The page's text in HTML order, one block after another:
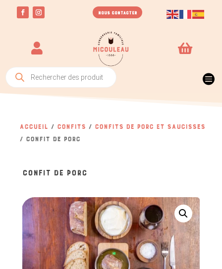
NOUS CONTACTER
 
Recherche
de
produits

Accueil / Confits / Confits de porc et saucisses
/ Confit de porc
CONFIT DE PORC